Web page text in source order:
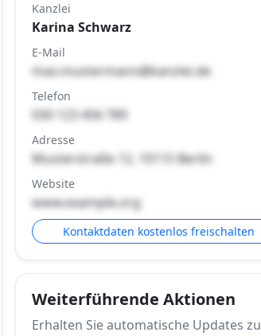
Kanzlei
Karina Schwarz
E-Mail
max.mustermann@kanzlei.de
Telefon
030 123 456 789
Adresse
Musterstraße 12, 10115 Berlin
Website
www.example.org
Kontaktdaten kostenlos freischalten
Weiterführende Aktionen
Erhalten Sie automatische Updates zu